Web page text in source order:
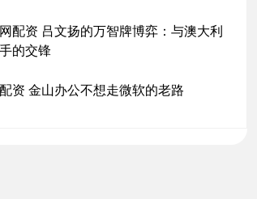
配资 吕文扬的万智牌博弈：与澳大利
的交锋
资 金山办公不想走微软的老路